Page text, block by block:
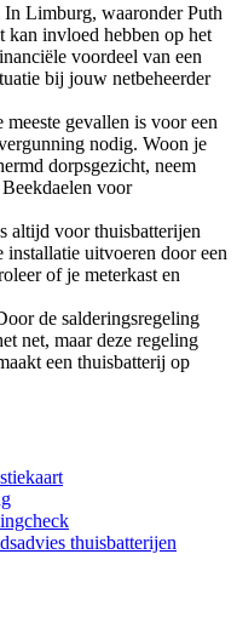
In Limburg, waaronder Puth
kan invloed hebben op het
voordeel van een
bij jouw netbeheerder
meeste gevallen is voor een
nodig. Woon je
dorpsgezicht, neem
voor
altijd voor thuisbatterijen
installatie uitvoeren door een
of je meterkast en
de salderingsregeling
net, maar deze regeling
een thuisbatterij op
thuisbatterijen